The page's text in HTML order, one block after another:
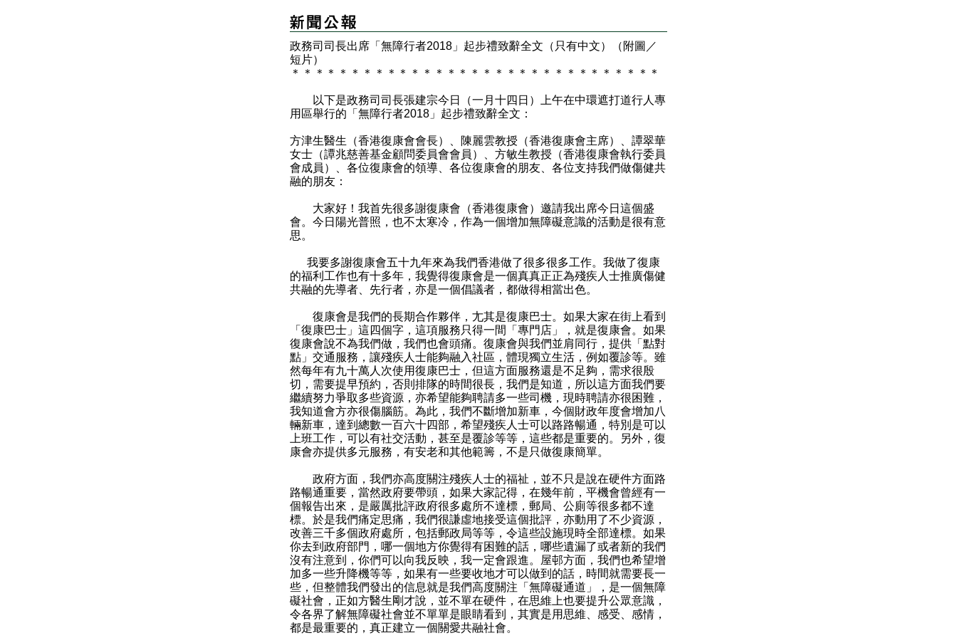
政務司司長出席「無障行者2018」起步禮致辭全文（只有中文）（附圖／
短片）
＊
＊ ＊ ＊ ＊ ＊ ＊ ＊ ＊ ＊ ＊ ＊ ＊ ＊ ＊ ＊ ＊ ＊ ＊ ＊ ＊ ＊ ＊ ＊ ＊ ＊ ＊ ＊ ＊ ＊ ＊
以下是政務司司長張建宗今日（一月十四日）上午在中環遮打道行人專
用區舉行的「無障行者2018」起步禮致辭全文：
方津生醫生（香港復康會會長）、陳麗雲教授（香港復康會主席）、譚翠華
女士（譚兆慈善基金顧問委員會會員）、方敏生教授（香港復康會執行委員
會成員）、各位復康會的領導、各位復康會的朋友、各位支持我們做傷健共
融的朋友：
大家好！我首先很多謝復康會（香港復康會）邀請我出席今日這個盛
會。今日陽光普照，也不太寒冷，作為一個增加無障礙意識的活動是很有意
思。
我要多謝復康會五十九年來為我們香港做了很多很多工作。我做了復康
的福利工作也有十多年，我覺得復康會是一個真真正正為殘疾人士推廣傷健
共融的先導者、先行者，亦是一個倡議者，都做得相當出色。
復康會是我們的長期合作夥伴，尢其是復康巴士。如果大家在街上看到
「復康巴士」這四個字，這項服務只得一間「專門店」，就是復康會。如果
復康會說不為我們做，我們也會頭痛。復康會與我們並肩同行，提供「點對
點」交通服務，讓殘疾人士能夠融入社區，體現獨立生活，例如覆診等。雖
然每年有九十萬人次使用復康巴士，但這方面服務還是不足夠，需求很殷
切，需要提早預約，否則排隊的時間很長，我們是知道，所以這方面我們要
繼續努力爭取多些資源，亦希望能夠聘請多一些司機，現時聘請亦很困難，
我知道會方亦很傷腦筋。為此，我們不斷增加新車，今個財政年度會增加八
輛新車，達到總數一百六十四部，希望殘疾人士可以路路暢通，特別是可以
上班工作，可以有社交活動，甚至是覆診等等，這些都是重要的。另外，復
康會亦提供多元服務，有安老和其他範籌，不是只做復康簡單。
政府方面，我們亦高度關注殘疾人士的福祉，並不只是說在硬件方面路
路暢通重要，當然政府要帶頭，如果大家記得，在幾年前，平機會曾經有一
個報告出來，是嚴厲批評政府很多處所不達標，郵局、公廁等很多都不達
標。於是我們痛定思痛，我們很謙虛地接受這個批評，亦動用了不少資源，
改善三千多個政府處所，包括郵政局等等，令這些設施現時全部達標。如果
你去到政府部門，哪一個地方你覺得有困難的話，哪些遺漏了或者新的我們
沒有注意到，你們可以向我反映，我一定會跟進。屋邨方面，我們也希望增
加多一些升降機等等，如果有一些要收地才可以做到的話，時間就需要長一
些，但整體我們發出的信息就是我們高度關注「無障礙通道」，是一個無障
礙社會，正如方醫生剛才說，並不單在硬件，在思維上也要提升公眾意識，
令各界了解無障礙社會並不單單是眼睛看到，其實是用思維、感受、感情，
都是最重要的，真正建立一個關愛共融社會。